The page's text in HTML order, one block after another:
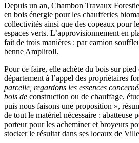
Depuis un an, Chambon Travaux
en bois énergie pour les chaufferies
collectivités ainsi que des copeaux pour
espaces verts. L’approvisionnement en
fait de trois manières : par camion
benne Ampliroll.
Pour ce faire, elle achète du bois sur pied
département à l’appel des propriétaires
parcelle, regardons les essences
bois de construction ou de chauffage,
puis nous faisons une proposition »,
de tout le matériel nécessaire : abatteuse
porteur pour les acheminer et broyeurs
stocker le résultat dans ses locaux de